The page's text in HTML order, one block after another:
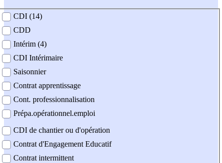
contrat
CDI (14)
CDD
Intérim (4)
CDI Intérimaire
Saisonnier
Contrat apprentissage
Cont. professionnalisation
Prépa.opérationnel.emploi
CDI de chantier ou d'opération
Contrat d'Engagement Educatif
Contrat intermittent